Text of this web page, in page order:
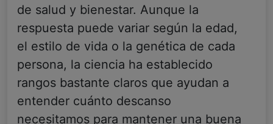
de salud y bienestar. Aunque la
respuesta puede variar según la edad,
el estilo de vida o la genética de cada
persona, la ciencia ha establecido
rangos bastante claros que ayudan a
entender cuánto descanso
necesitamos para mantener una buena